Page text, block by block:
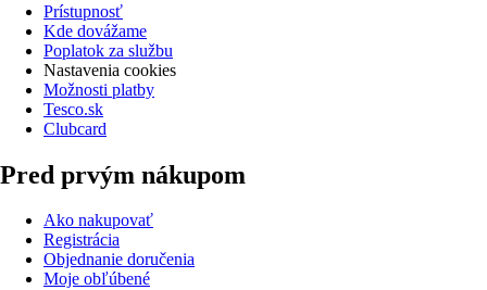
Prístupnosť
Kde dovážame
Poplatok za službu
Nastavenia cookies
Možnosti platby
Tesco.sk
Clubcard
Pred prvým nákupom
Ako nakupovať
Registrácia
Objednanie doručenia
Moje obľúbené